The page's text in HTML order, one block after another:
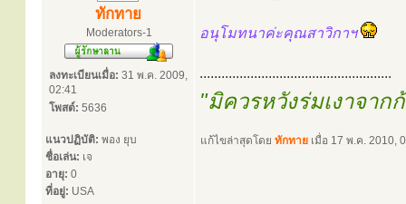
ทักทาย
Moderators-1
ลงทะเบียนเมื่อ: 31 พ.ค. 2009,
02:41
โพสต์: 5636
แนวปฏิบัติ: พอง ยุบ
ชื่อเล่น: เจ
อายุ: 0
ที่อยู่: USA
อนุโมทนาค่ะคุณสาวิกาฯ
.....................................................
"มิควรหวังร่มเงาจาก
แก้ไขล่าสุดโดย ทักทาย เมื่อ 17 พ.ค. 2010,